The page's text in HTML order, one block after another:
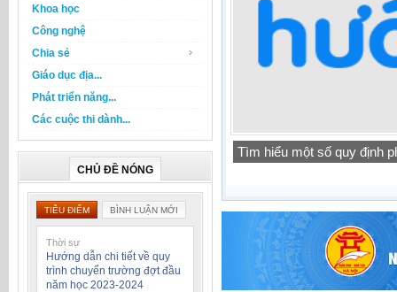
Khoa học
Công nghệ
Chia sẻ
Giáo dục địa...
Phát triển năng...
Các cuộc thi dành...
CHỦ ĐỀ NÓNG
TIÊU ĐIỂM BÌNH LUẬN MỚI
Thời sự
Hướng dẫn chi tiết về quy
trình chuyển trường đợt đầu
năm học 2023-2024
Tìm hiểu một số quy định